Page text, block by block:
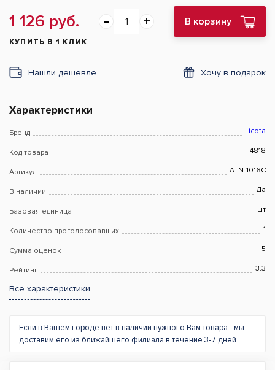
1 126 руб. В корзину
КУПИТЬ В 1 КЛИК
Нашли дешевле Хочу в подарок
Характеристики
Бренд Licota
Код товара 4818
Артикул ATN-1016C
В наличии Да
Базовая единица шт
Количество проголосовавших 1
Сумма оценок 5
Рейтинг 3.3
Все характеристики
Если в Вашем городе нет в наличии нужного Вам товара - мы
доставим его из ближайшего филиала в течение 3-7 дней